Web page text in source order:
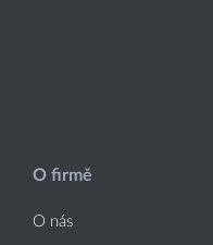
O firmě
O nás